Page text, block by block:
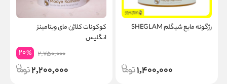
رژگونه مایع شیگلم SHEGLAM
1,400,000
کوکونات کلاژن مای ویتامینز
انگلیس
2,750,000
20%
2,200,000